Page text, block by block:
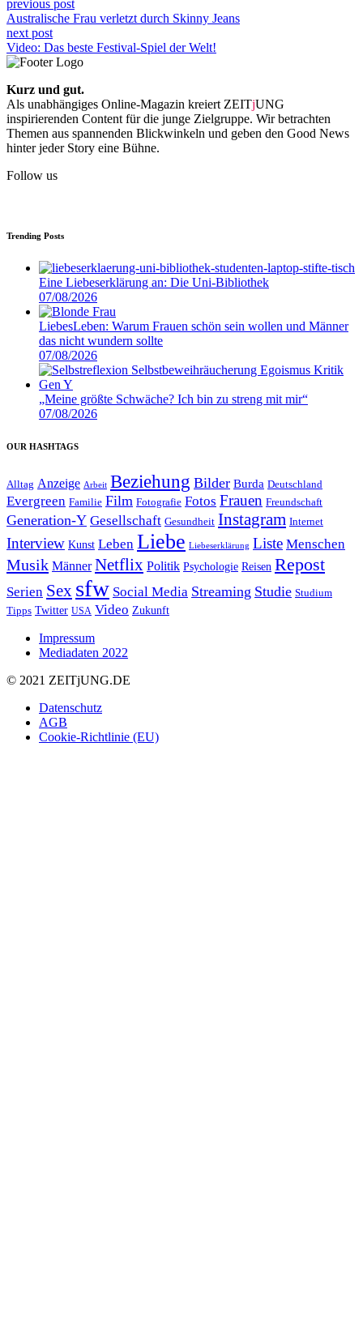
previous post
Australische Frau verletzt durch Skinny Jeans
next post
Video: Das beste Festival-Spiel der Welt!
Kurz und gut.
Als unabhängiges Online-Magazin kreiert ZEITjUNG
inspirierenden Content für die junge Zielgruppe. Wir betrachten
Themen aus spannenden Blickwinkeln und geben den Good News
hinter jeder Story eine Bühne.
Follow us
Trending Posts
Eine Liebeserklärung an: Die Uni-Bibliothek
07/08/2026
LiebesLeben: Warum Frauen schön sein wollen und Männer
das nicht wundern sollte
07/08/2026
„Meine größte Schwäche? Ich bin zu streng mit mir“
07/08/2026
OUR HASHTAGS
Alltag Anzeige Arbeit Beziehung Bilder Burda Deutschland
Evergreen Familie Film Fotografie Fotos Frauen Freundschaft
Generation-Y Gesellschaft Gesundheit Instagram Internet
Interview Kunst Leben Liebe Liebeserklärung Liste Menschen
Musik Männer Netflix Politik Psychologie Reisen Repost
Serien Sex sfw Social Media Streaming Studie Studium
Tipps Twitter USA Video Zukunft
Impressum
Mediadaten 2022
© 2021 ZEITjUNG.DE
Datenschutz
AGB
Cookie-Richtlinie (EU)